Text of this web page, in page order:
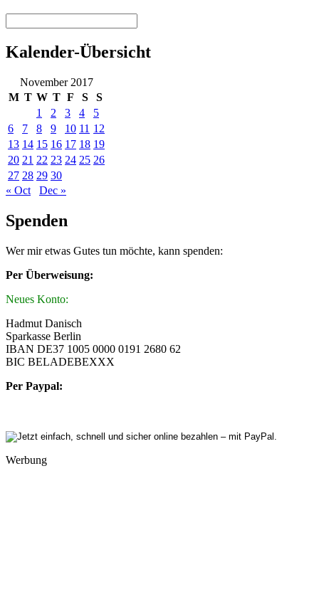
Kalender-Übersicht
November 2017
M T W T F S
S
1
2 3 4
5
6
7 8 9 10 11 12
13 14 15 16 17 18 19
20 21 22 23 24 25 26
27 28 29 30
« Oct
Dec »
Spenden
Wer mir etwas Gutes tun möchte, kann spenden:
Per Überweisung:
Neues Konto:
Hadmut Danisch
Sparkasse Berlin
IBAN DE37 1005 0000 0191 2680 62
BIC BELADEBEXXX
Per Paypal:
Werbung